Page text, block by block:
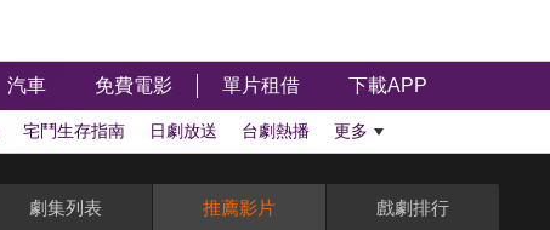
汽車 免費電影 單片租借 下載APP
宅鬥生存指南 日劇放送 台劇熱播 更多
劇集列表 推薦影片 戲劇排行